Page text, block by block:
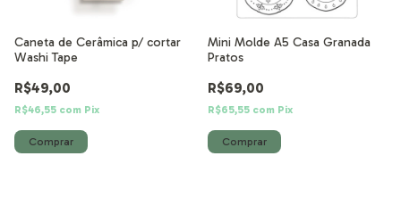
Caneta de Cerâmica p/ cortar
Washi Tape
R$49,00
R$46,55 com Pix
Mini Molde A5 Casa Granada
Pratos
R$69,00
R$65,55 com Pix